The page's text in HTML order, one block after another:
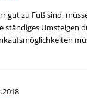
gut zu Fuß sind,
ständiges Umsteigen